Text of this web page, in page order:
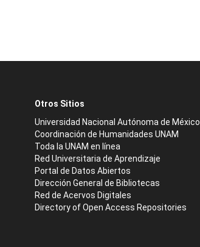
Otros Sitios
Universidad Nacional Autónoma de México
Coordinación de Humanidades UNAM
Toda la UNAM en línea
Red Universitaria de Aprendizaje
Portal de Datos Abiertos
Dirección General de Bibliotecas
Red de Acervos Digitales
Directory of Open Access Repositories